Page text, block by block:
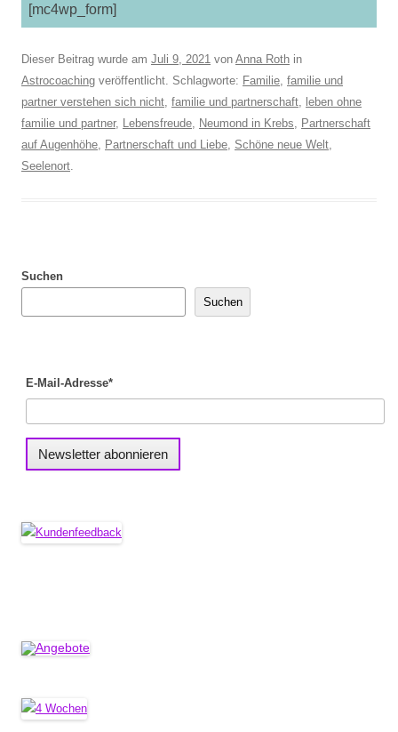
[mc4wp_form]
Dieser Beitrag wurde am Juli 9, 2021 von Anna Roth in
Astrocoaching veröffentlicht. Schlagworte: Familie, familie und
partner verstehen sich nicht, familie und partnerschaft, leben ohne
familie und partner, Lebensfreude, Neumond in Krebs, Partnerschaft
auf Augenhöhe, Partnerschaft und Liebe, Schöne neue Welt,
Seelenort.
Suchen
Suchen
E-Mail-Adresse*